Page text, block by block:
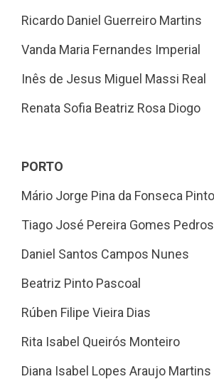
Ricardo Daniel Guerreiro Martins
Vanda Maria Fernandes Imperial
Inês de Jesus Miguel Massi Real
Renata Sofia Beatriz Rosa Diogo
PORTO
Mário Jorge Pina da Fonseca Pinto
Tiago José Pereira Gomes
Daniel Santos Campos Nunes
Beatriz Pinto Pascoal
Rúben Filipe Vieira Dias
Rita Isabel Queirós Monteiro
Diana Isabel Lopes Araujo Martins